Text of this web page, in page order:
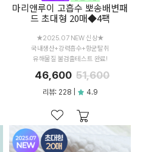
마리앤루이 고흡수 뽀송배변패
드 초대형 20매◆4팩
★2025.07 NEW 신상★
국내생산+강력흡수+항균탈취
유해물질 불검출테스트 완료!
46,600 51,600
리뷰: 228 | 4.9